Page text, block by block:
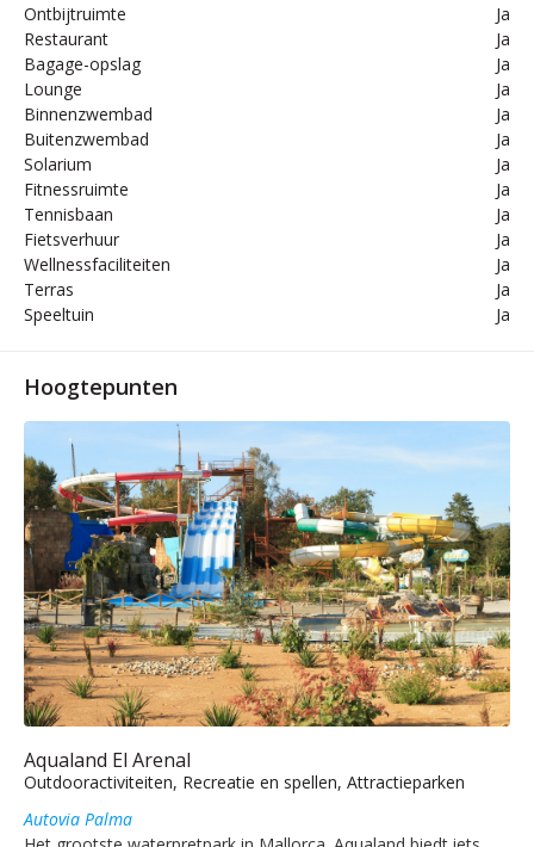
Ontbijtruimte
Ja
Restaurant
Ja
Bagage-opslag
Ja
Lounge
Ja
Binnenzwembad
Ja
Buitenzwembad
Ja
Solarium
Ja
Fitnessruimte
Ja
Tennisbaan
Ja
Fietsverhuur
Ja
Wellnessfaciliteiten
Ja
Terras
Ja
Speeltuin
Ja
Hoogtepunten
Aqualand El Arenal
Outdooractiviteiten, Recreatie en spellen, Attractieparken
Autovia Palma